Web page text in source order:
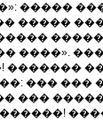
�����
�����
����».
�������
��� ���
���